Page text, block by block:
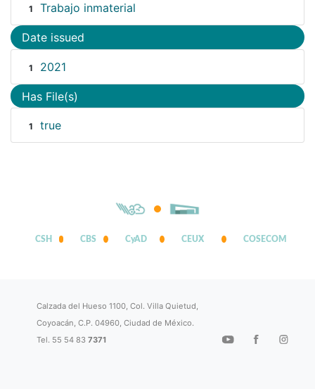
1 Trabajo inmaterial
Date issued
1 2021
Has File(s)
1 true
CSH CBS CyAD CEUX COSECOM
Calzada del Hueso 1100, Col. Villa Quietud,
Coyoacán, C.P. 04960, Ciudad de México.
Tel. 55 54 837371